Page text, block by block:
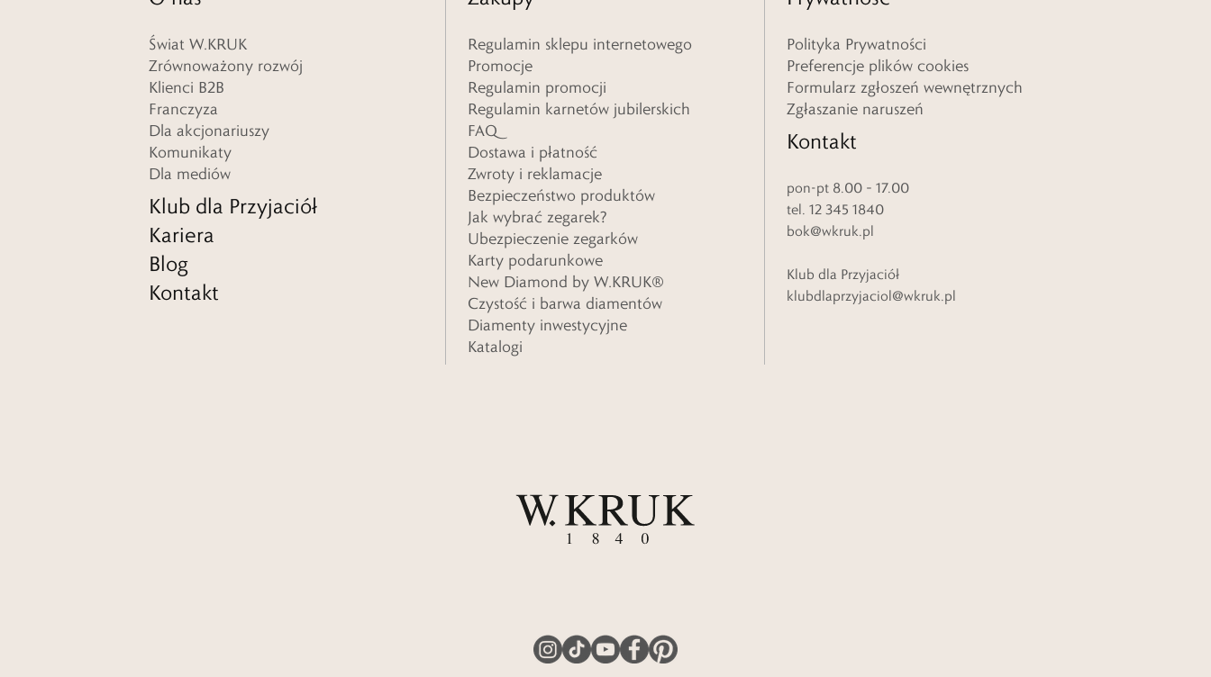
Świat W.KRUK
Zrównoważony rozwój
Klienci B2B
Franczyza
Dla akcjonariuszy
Komunikaty
Dla mediów
Klub dla Przyjaciół
Kariera
Blog
Kontakt
Regulamin sklepu internetowego
Promocje
Regulamin promocji
Regulamin karnetów jubilerskich
FAQ
Dostawa i płatność
Zwroty i reklamacje
Bezpieczeństwo produktów
Jak wybrać zegarek?
Ubezpieczenie zegarków
Karty podarunkowe
New Diamond by W.KRUK®
Czystość i barwa diamentów
Diamenty inwestycyjne
Katalogi
Polityka Prywatności
Preferencje plików cookies
Formularz zgłoszeń wewnętrznych
Zgłaszanie naruszeń
Kontakt
pon-pt 8.00 – 17.00
tel. 12 345 1840
bok@wkruk.pl
Klub dla Przyjaciół
klubdlaprzyjaciol@wkruk.pl